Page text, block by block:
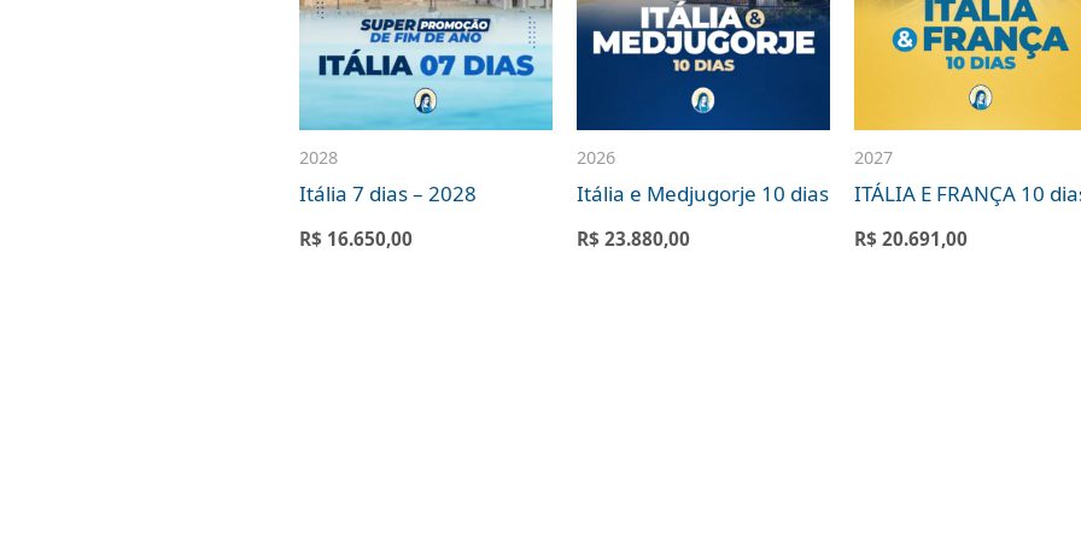
2028
Itália 7 dias – 2028
R$ 16.650,00
2026
Itália e Medjugorje 10 dias
R$ 23.880,00
2027
ITÁLIA E FRANÇA 10
R$ 20.691,00